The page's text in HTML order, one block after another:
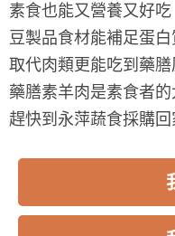
素食也能又營養又好吃
豆製品食材能補足蛋白
取代肉類更能吃到藥
藥膳素羊肉是素食者的
趕快到永萍蔬食採購回